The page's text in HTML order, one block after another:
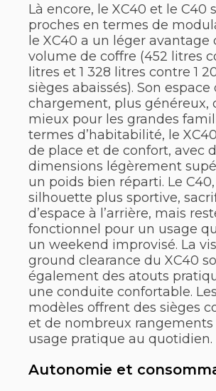
Là encore, le XC40 et le C40
proches en termes de
le XC40 a un léger avantage
volume de coffre (452 litres
litres et 1 328 litres contre 1
sièges abaissés). Son espace
chargement, plus généreux,
mieux pour les grandes
termes d’habitabilité, le
de place et de confort, avec
dimensions légèrement
un poids bien réparti. Le
silhouette plus sportive,
d’espace à l’arrière, mais
fonctionnel pour un usage
un weekend improvisé. La
ground clearance du XC40
également des atouts
une conduite confortable.
modèles offrent des sièges
et de nombreux rangements
usage pratique au quotidien.
Autonomie et